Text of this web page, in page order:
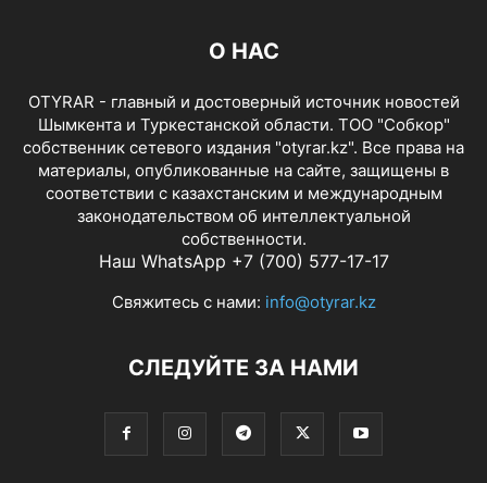
О НАС
OTYRAR - главный и достоверный источник новостей
Шымкента и Туркестанской области. ТОО "Собкор"
собственник сетевого издания "otyrar.kz". Все права на
материалы, опубликованные на сайте, защищены в
соответствии с казахстанским и международным
законодательством об интеллектуальной
собственности.
Наш WhatsApp +7 (700) 577-17-17
Свяжитесь с нами: info@otyrar.kz
СЛЕДУЙТЕ ЗА НАМИ